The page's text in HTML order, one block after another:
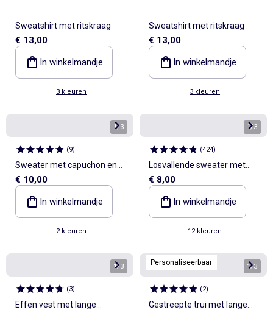
Sweatshirt met ritskraag
€ 13,00
In winkelmandje
3 kleuren
Sweatshirt met ritskraag
€ 13,00
In winkelmandje
3 kleuren
1/3
(9)
Sweater met capuchon en
korte mouwen
€ 10,00
In winkelmandje
2 kleuren
1/3
(424)
Losvallende sweater met
print
€ 8,00
In winkelmandje
12 kleuren
1/3
(3)
Effen vest met lange
Personaliseerbaar 1/3
(2)
Gestreepte trui met lange